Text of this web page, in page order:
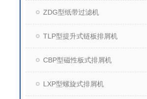
ZDG型纸带过滤机
TLP型提升式链板排屑机
CBP型磁性板式排屑机
LXP型螺旋式排屑机